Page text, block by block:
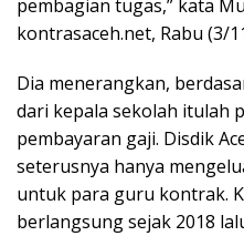
pembagian tugas,” kata
kontrasaceh.net, Rabu (3/
Dia menerangkan,
dari kepala sekolah itulah
pembayaran gaji. Disdik
seterusnya hanya
untuk para guru kontrak.
berlangsung sejak 2018